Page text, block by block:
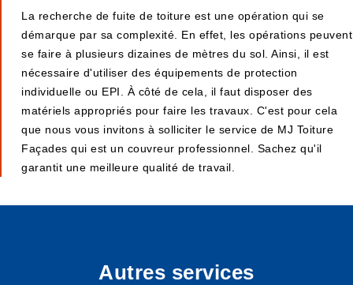
La recherche de fuite de toiture est une opération qui se
démarque par sa complexité. En effet, les opérations peuvent
se faire à plusieurs dizaines de mètres du sol. Ainsi, il est
nécessaire d'utiliser des équipements de protection
individuelle ou EPI. À côté de cela, il faut disposer des
matériels appropriés pour faire les travaux. C'est pour cela
que nous vous invitons à solliciter le service de MJ Toiture
Façades qui est un couvreur professionnel. Sachez qu'il
garantit une meilleure qualité de travail.
Autres services